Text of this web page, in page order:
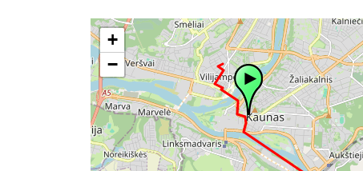
+
−